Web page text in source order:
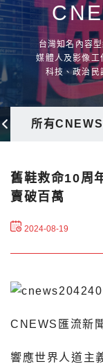
台灣知名內容
媒體人及影像工
科技、政治民
所有
舊鞋救命10周
賣破百萬
2024-08-19
CNEWS匯流新
響應世界人道主